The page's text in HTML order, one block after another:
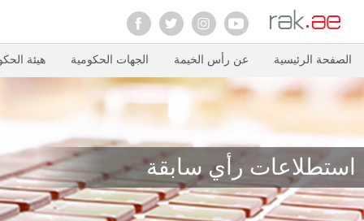
الصفحة الرئيسية عن رأس الخيمة الجهات الحكومية هيئة
استطلاعات رأي سابقة